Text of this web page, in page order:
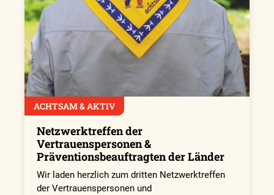
ACHTSAM & AKTIV
Netzwerktreffen der
Vertrauenspersonen &
Präventionsbeauftragten der Länder
Wir laden herzlich zum dritten Netzwerktreffen
der Vertrauenspersonen und